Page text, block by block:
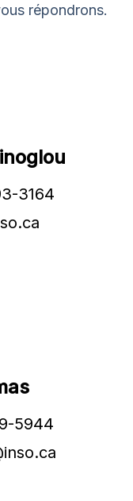
répondrons.
3164
5944